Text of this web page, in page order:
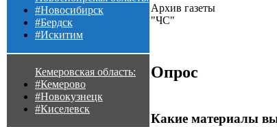
#Новосибирск
#Бердск
#Искитим
Кемеровская область:
#Кемерово
#Новокузнецк
#Киселевск
Архив газеты
"ЧС"
Опрос
Какие материалы